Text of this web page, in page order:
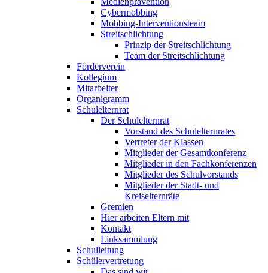
Cybermobbing
Mobbing-Interventionsteam
Streitschlichtung
Prinzip der Streitschlichtung
Team der Streitschlichtung
Förderverein
Kollegium
Mitarbeiter
Organigramm
Schulelternrat
Der Schulelternrat
Vorstand des Schulelternrates
Vertreter der Klassen
Mitglieder der Gesamtkonferenz
Mitglieder in den Fachkonferenzen
Mitglieder des Schulvorstands
Mitglieder der Stadt- und
Kreiselternräte
Gremien
Hier arbeiten Eltern mit
Kontakt
Linksammlung
Schulleitung
Schülervertretung